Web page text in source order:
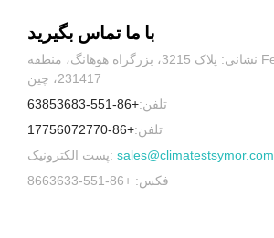
با ما تماس بگیرید
نشانی: پلاک 3215، بزرگراه هوهانگ، منطقه Fengxian، شانگهای،
231417، چین
تلفن:+86-551-63853683
تلفن:+86-17756072770
پست الکترونیک: sales@climatestsymor.com
فکس: +86-551-8663633